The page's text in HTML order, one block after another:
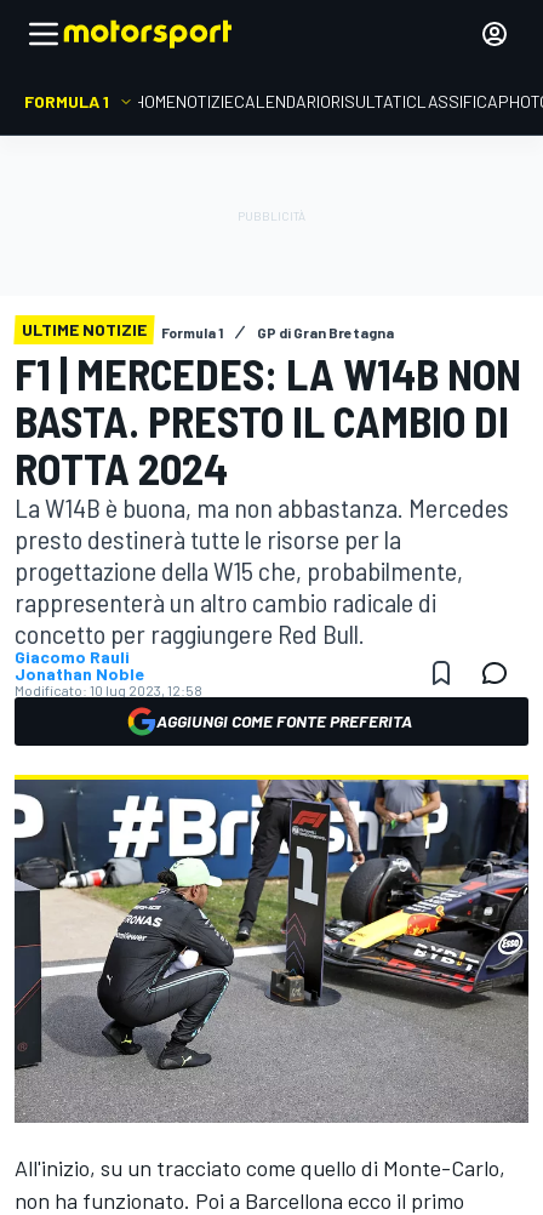
FORMULA 1 HOMENOTIZIECALENDARIORISULTATICLASSIFICA
ULTIME NOTIZIE Formula 1 GP di Gran Bretagna
F1 | MERCEDES: LA W14B NON
BASTA. PRESTO IL CAMBIO DI
ROTTA 2024
La W14B è buona, ma non abbastanza. Mercedes
presto destinerà tutte le risorse per la
progettazione della W15 che, probabilmente,
rappresenterà un altro cambio radicale di
concetto per raggiungere Red Bull.
Giacomo Rauli
Jonathan Noble
Modificato: 10 lug 2023, 12:58
AGGIUNGI COME FONTE PREFERITA
All'inizio, su un tracciato come quello di Monte-Carlo,
non ha funzionato. Poi a Barcellona ecco il primo